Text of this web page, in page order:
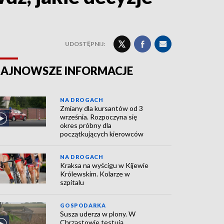
UDOSTĘPNIJ:
INFORMACJE
NA DROGACH
Zmiany dla kursantów od 3
września. Rozpoczyna się
okres próbny dla
początkujących kierowców
NA DROGACH
Kraksa na wyścigu w Kijewie
Królewskim. Kolarze w
szpitalu
GOSPODARKA
Susza uderza w plony. W
Chrząstowie testują